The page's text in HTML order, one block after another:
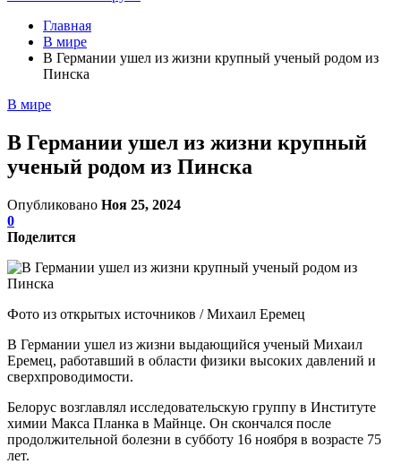
Главная
В мире
В Германии ушел из жизни крупный ученый родом из
Пинска
В мире
В Германии ушел из жизни крупный
ученый родом из Пинска
Опубликовано Ноя 25, 2024
0
Поделится
Фото из открытых источников / Михаил Еремец
В Германии ушел из жизни выдающийся ученый Михаил
Еремец, работавший в области физики высоких давлений и
сверхпроводимости.
Белорус возглавлял исследовательскую группу в Институте
химии Макса Планка в Майнце. Он скончался после
продолжительной болезни в субботу 16 ноября в возрасте 75
лет.